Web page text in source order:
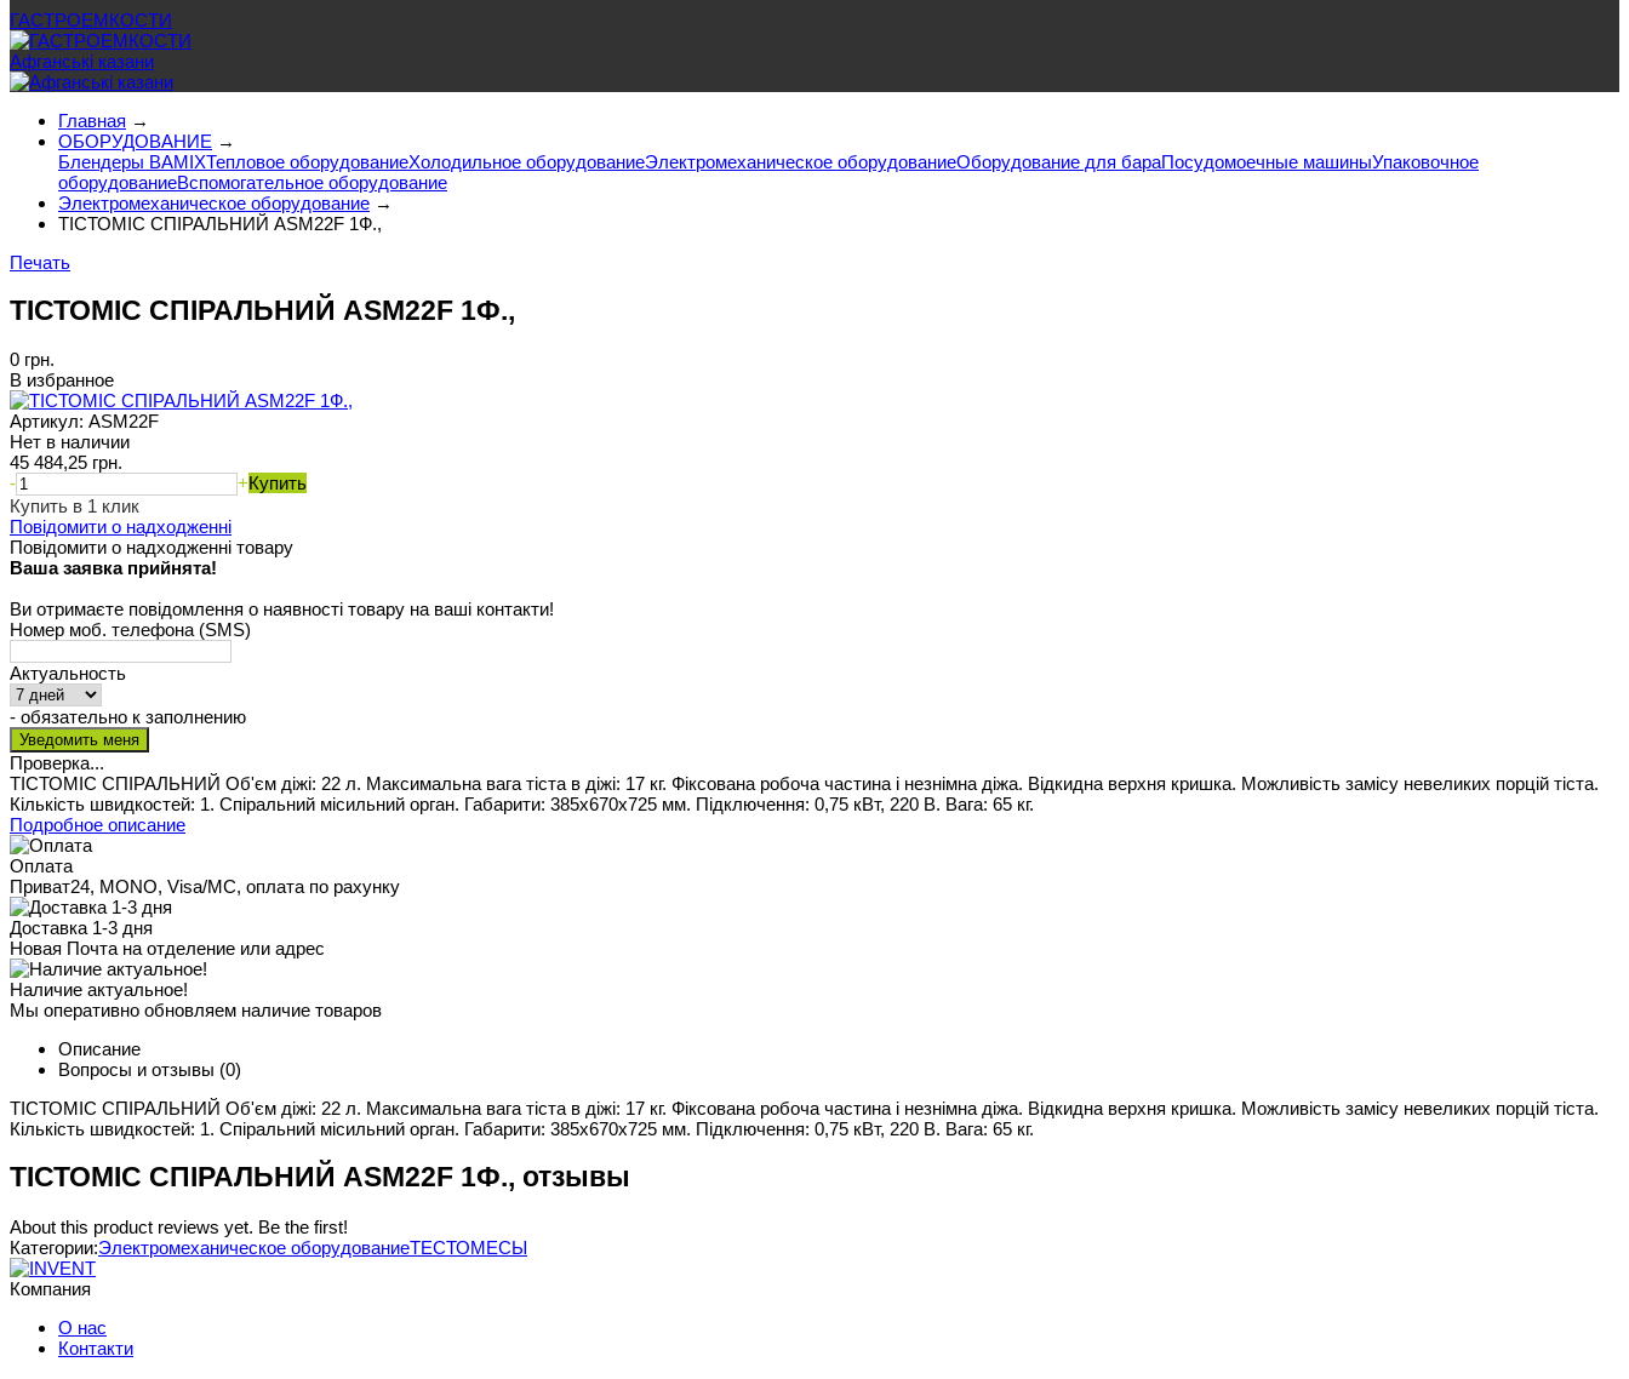
ГАСТРОЕМКОСТИ
Афганські казани
Главная →
ОБОРУДОВАНИЕ →
Блендеры BAMIXТепловое оборудованиеХолодильное оборудованиеЭлектромеханическое оборудованиеОборудование для бараПосудомоечные машиныУпаковочное
оборудованиеВспомогательное оборудование
Электромеханическое оборудование →
ТІСТОМІС СПІРАЛЬНИЙ ASM22F 1Ф.,
Печать
ТІСТОМІС СПІРАЛЬНИЙ ASM22F 1Ф.,
0 грн.
В избранное
Артикул: ASM22F
Нет в наличии
45 484,25 грн.
-
+Купить
Купить в 1 клик
Повідомити о надходженні
Повідомити о надходженні товару
Ваша заявка прийнята!
Ви отримаєте повідомлення о наявності товару на ваші контакти!
Номер моб. телефона (SMS)
Актуальность
- обязательно к заполнению
Проверка...
ТІСТОМІС СПІРАЛЬНИЙ Об'єм діжі: 22 л. Максимальна вага тіста в діжі: 17 кг. Фіксована робоча частина і незнімна діжа. Відкидна верхня кришка. Можливість замісу невеликих порцій тіста.
Кількість швидкостей: 1. Спіральний місильний орган. Габарити: 385х670х725 мм. Підключення: 0,75 кВт, 220 В. Вага: 65 кг.
Подробное описание
Оплата
Приват24, MONO, Visa/MC, оплата по рахунку
Доставка 1-3 дня
Новая Почта на отделение или адрес
Наличие актуальное!
Мы оперативно обновляем наличие товаров
Описание
Вопросы и отзывы (0)
ТІСТОМІС СПІРАЛЬНИЙ Об'єм діжі: 22 л. Максимальна вага тіста в діжі: 17 кг. Фіксована робоча частина і незнімна діжа. Відкидна верхня кришка. Можливість замісу невеликих порцій тіста.
Кількість швидкостей: 1. Спіральний місильний орган. Габарити: 385х670х725 мм. Підключення: 0,75 кВт, 220 В. Вага: 65 кг.
ТІСТОМІС СПІРАЛЬНИЙ ASM22F 1Ф., отзывы
About this product reviews yet. Be the first!
Категории:Электромеханическое оборудованиеТЕСТОМЕСЫ
Компания
О нас
Контакти